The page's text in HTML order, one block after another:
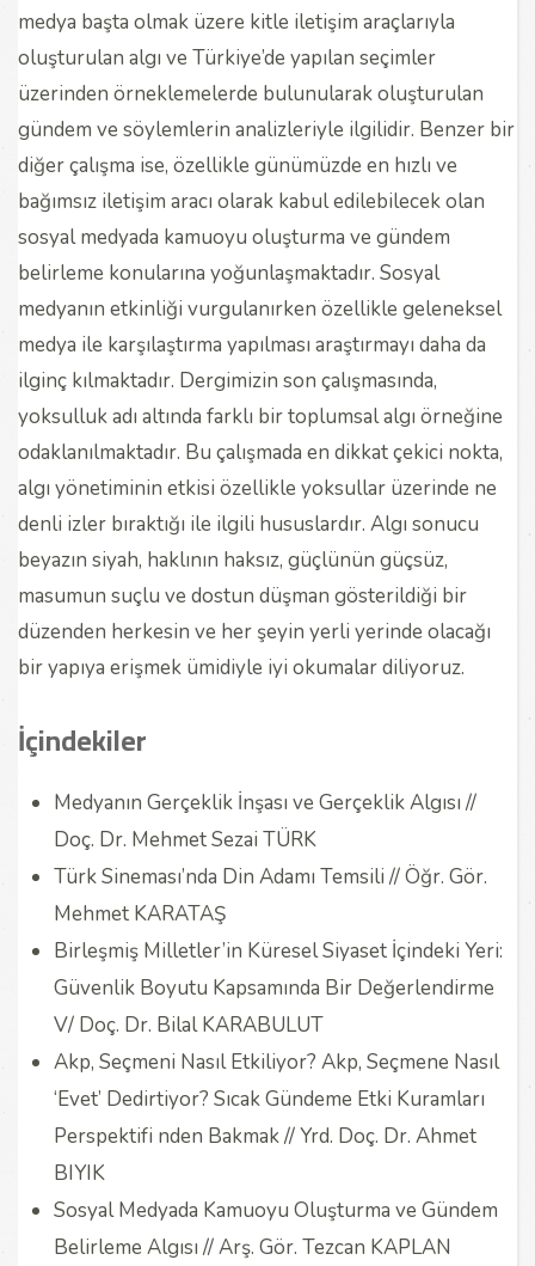
medya başta olmak üzere kitle iletişim araçlarıyla
oluşturulan algı ve Türkiye’de yapılan seçimler
üzerinden örneklemelerde bulunularak oluşturulan
gündem ve söylemlerin analizleriyle ilgilidir. Benzer bir
diğer çalışma ise, özellikle günümüzde en hızlı ve
bağımsız iletişim aracı olarak kabul edilebilecek olan
sosyal medyada kamuoyu oluşturma ve gündem
belirleme konularına yoğunlaşmaktadır. Sosyal
medyanın etkinliği vurgulanırken özellikle geleneksel
medya ile karşılaştırma yapılması araştırmayı daha da
ilginç kılmaktadır. Dergimizin son çalışmasında,
yoksulluk adı altında farklı bir toplumsal algı örneğine
odaklanılmaktadır. Bu çalışmada en dikkat çekici nokta,
algı yönetiminin etkisi özellikle yoksullar üzerinde ne
denli izler bıraktığı ile ilgili hususlardır. Algı sonucu
beyazın siyah, haklının haksız, güçlünün güçsüz,
masumun suçlu ve dostun düşman gösterildiği bir
düzenden herkesin ve her şeyin yerli yerinde olacağı
bir yapıya erişmek ümidiyle iyi okumalar diliyoruz.
İçindekiler
Medyanın Gerçeklik İnşası ve Gerçeklik Algısı //
Doç. Dr. Mehmet Sezai TÜRK
Türk Sineması’nda Din Adamı Temsili // Öğr. Gör.
Mehmet KARATAŞ
Birleşmiş Milletler’in Küresel Siyaset İçindeki Yeri:
Güvenlik Boyutu Kapsamında Bir Değerlendirme
V/ Doç. Dr. Bilal KARABULUT
Akp, Seçmeni Nasıl Etkiliyor? Akp, Seçmene Nasıl
‘Evet’ Dedirtiyor? Sıcak Gündeme Etki Kuramları
Perspektifi nden Bakmak// Yrd. Doç. Dr. Ahmet
BIYIK
Sosyal Medyada Kamuoyu Oluşturma ve Gündem
Belirleme Algısı // Arş. Gör. Tezcan KAPLAN